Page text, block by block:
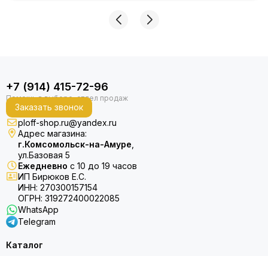
+7 (914) 415-72-96
Заказать звонок
ploff-shop.ru@yandex.ru
Адрес магазина:
г.Комсомольск-на-Амуре
ул.Базовая 5
Ежедневно с 10 до 19 часов
ИП Бирюков Е.С.
ИНН: 270300157154
ОГРН: 319272400022085
WhatsApp
Telegram
Каталог